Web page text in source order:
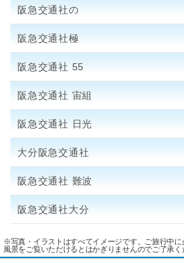
阪急交通社の
阪急交通社極
阪急交通社 55
阪急交通社 宙組
阪急交通社 日光
大分阪急交通社
阪急交通社 難波
阪急交通社大分
※写真・イラストはすべてイメージです。ご旅行中
風景をご覧いただけるとはかぎりませんのでご了承く